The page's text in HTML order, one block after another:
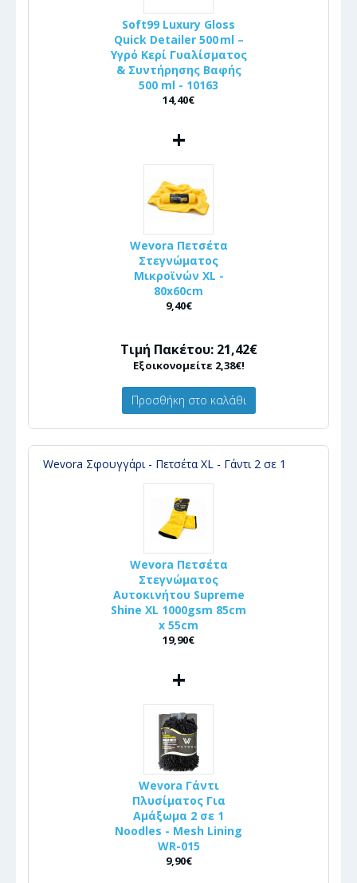
Soft99 Luxury Gloss
Quick Detailer 500 ml –
Υγρό Κερί Γυαλίσματος
& Συντήρησης Βαφής
500 ml - 10163
14,40€
+
Wevora Πετσέτα
Στεγνώματος
Μικροϊνών XL -
80x60cm
9,40€
Τιμή Πακέτου: 21,42€
Εξοικονομείτε 2,38€!
Προσθήκη στο καλάθι
Wevora Σφουγγάρι - Πετσέτα XL - Γάντι 2 σε 1
Wevora Πετσέτα
Στεγνώματος
Αυτοκινήτου Supreme
Shine XL 1000gsm 85cm
x 55cm
19,90€
+
Wevora Γάντι
Πλυσίματος Για
Αμάξωμα 2 σε 1
Noodles - Mesh Lining
WR-015
9,90€